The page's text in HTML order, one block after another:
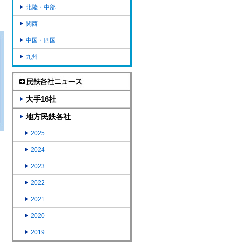
北陸・中部
関西
中国・四国
九州
大手16社
地方民鉄各社
2025
2024
2023
2022
2021
2020
2019